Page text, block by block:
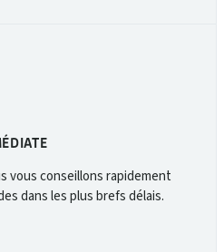
vous conseillons rapidement
dans les plus brefs délais.